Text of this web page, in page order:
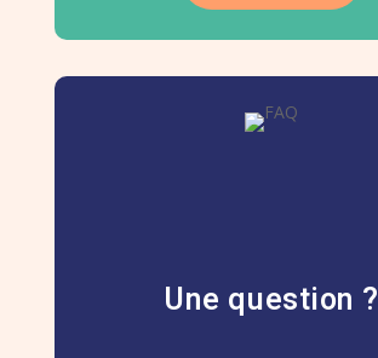
Une question ?